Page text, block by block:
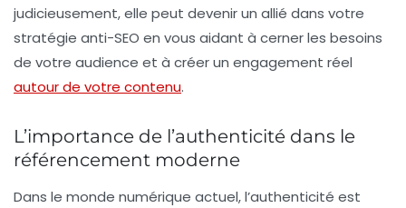
judicieusement, elle peut devenir un allié dans votre
stratégie anti-SEO en vous aidant à cerner les besoins
de votre audience et à créer un engagement réel
autour de votre contenu.
L’importance de l’authenticité dans le
référencement moderne
Dans le monde numérique actuel, l’authenticité est